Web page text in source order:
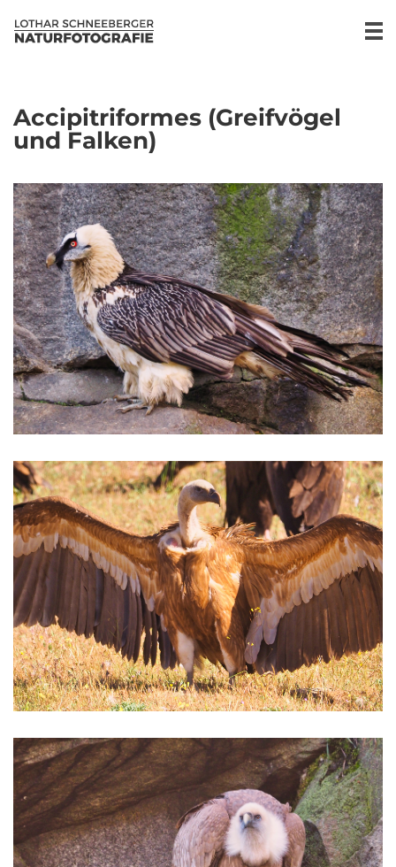
Accipitriformes (Greifvögel
und Falken)